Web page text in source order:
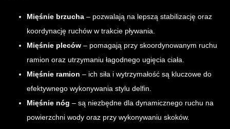
Mięśnie brzucha – pozwalają na lepszą stabilizację oraz
koordynację ruchów w trakcie pływania.
Mięśnie pleców – pomagają przy skoordynowanym ruchu
ramion oraz utrzymaniu łagodnego ugięcia ciała.
Mięśnie ramion – ich siła i wytrzymałość są kluczowe do
efektywnego wykonywania stylu delfin.
Mięśnie nóg – są niezbędne dla dynamicznego ruchu na
powierzchni wody oraz przy wykonywaniu skoków.